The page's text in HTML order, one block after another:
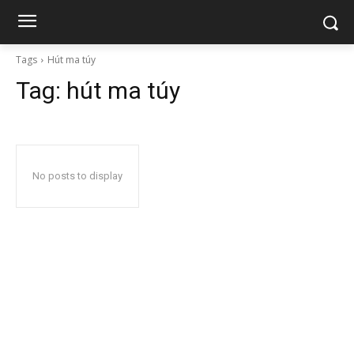
Tags Hút ma túy
Tag: hút ma túy
No posts to display